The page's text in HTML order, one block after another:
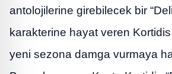
antolojilerine girebilecek bir
karakterine hayat veren
yeni sezona damga vurmaya